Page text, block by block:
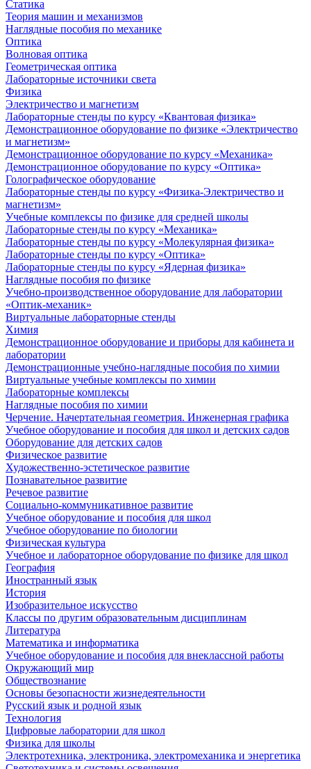
Статика
Теория машин и механизмов
Наглядные пособия по механике
Оптика
Волновая оптика
Геометрическая оптика
Лабораторные источники света
Физика
Электричество и магнетизм
Лабораторные стенды по курсу «Квантовая физика»
Демонстрационное оборудование по физике «Электричество
и магнетизм»
Демонстрационное оборудование по курсу «Механика»
Демонстрационное оборудование по курсу «Оптика»
Голографическое оборудование
Лабораторные стенды по курсу «Физика-Электричество и
магнетизм»
Учебные комплексы по физике для средней школы
Лабораторные стенды по курсу «Механика»
Лабораторные стенды по курсу «Молекулярная физика»
Лабораторные стенды по курсу «Оптика»
Лабораторные стенды по курсу «Ядерная физика»
Наглядные пособия по физике
Учебно-производственное оборудование для лаборатории
«Оптик-механик»
Виртуальные лабораторные стенды
Химия
Демонстрационное оборудование и приборы для кабинета и
лаборатории
Демонстрационные учебно-наглядные пособия по химии
Виртуальные учебные комплексы по химии
Лабораторные комплексы
Наглядные пособия по химии
Черчение. Начертательная геометрия. Инженерная графика
Учебное оборудование и пособия для школ и детских садов
Оборудование для детских садов
Физическое развитие
Художественно-эстетическое развитие
Познавательное развитие
Речевое развитие
Социально-коммуникативное развитие
Учебное оборудование и пособия для школ
Учебное оборудование по биологии
Физическая культура
Учебное и лабораторное оборудование по физике для школ
География
Иностранный язык
История
Изобразительное искусство
Классы по другим образовательным дисциплинам
Литература
Математика и информатика
Учебное оборудование и пособия для внеклассной работы
Окружающий мир
Обществознание
Основы безопасности жизнедеятельности
Русский язык и родной язык
Технология
Цифровые лаборатории для школ
Физика для школы
Электротехника, электроника, электромеханика и энергетика